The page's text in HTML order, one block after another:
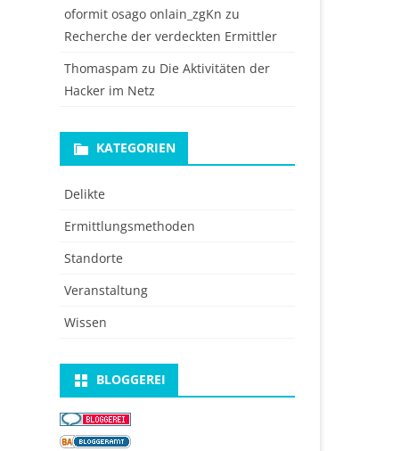
oformit osago onlain_zgKn zu
Recherche der verdeckten Ermittler
Thomaspam zu Die Aktivitäten der
Hacker im Netz
KATEGORIEN
Delikte
Ermittlungsmethoden
Standorte
Veranstaltung
Wissen
BLOGGEREI